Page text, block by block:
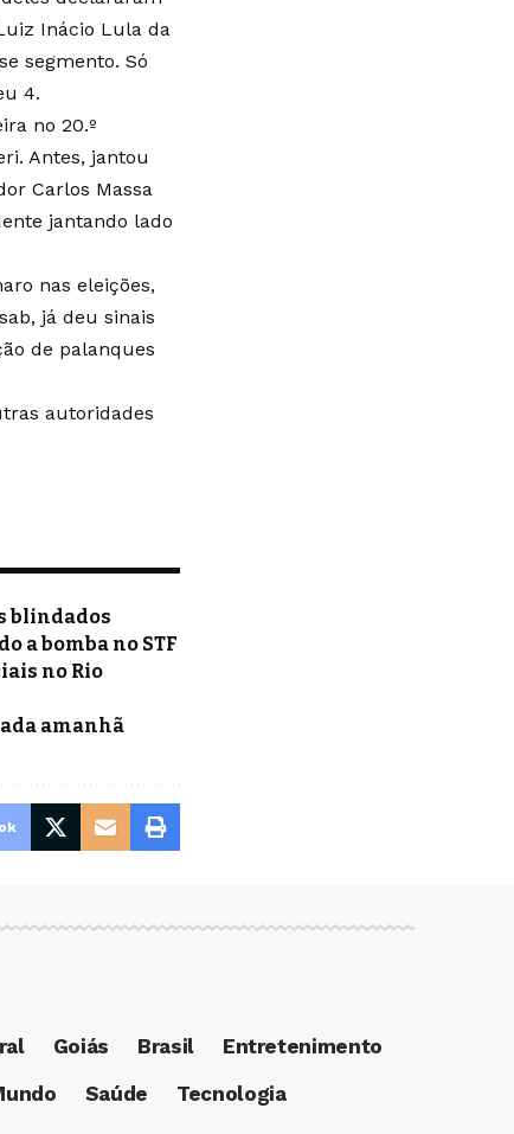
Inácio Lula da
segmento. Só
4.
no 20.º
Antes, jantou
Carlos Massa
jantando lado
nas eleições,
já deu sinais
de palanques
autoridades
blindados
a bomba no STF
no Rio
amanhã
Goiás Brasil
Entretenimento
Saúde Tecnologia